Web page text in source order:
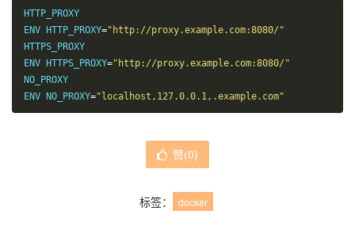
HTTP_PROXY
ENV HTTP_PROXY="http://proxy.example.com:8080/"
HTTPS_PROXY
ENV HTTPS_PROXY="http://proxy.example.com:8080/"
NO_PROXY
ENV NO_PROXY="localhost,127.0.0.1,.example.com"
赞(0)
标签： docker